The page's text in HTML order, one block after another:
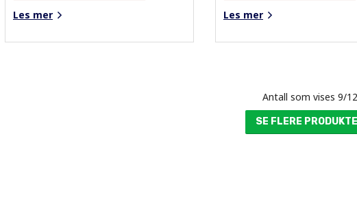
Les mer Les mer
Antall som vises 9/12
SE FLERE